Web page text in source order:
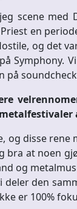
scene med
en
og det
Symphony.
på
og disse
bra at noen
og
den
er 100%